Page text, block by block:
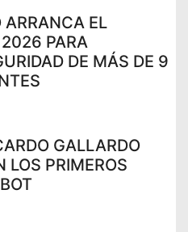
ARRANCA EL
PARA
DE MÁS DE 9
GALLARDO
LOS PRIMEROS